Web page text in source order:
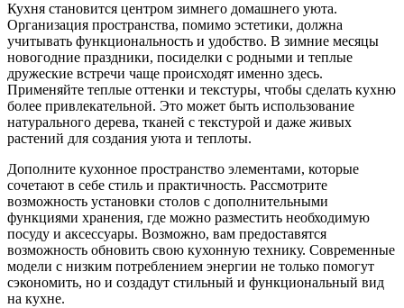
Кухня становится центром зимнего домашнего уюта.
Организация пространства, помимо эстетики, должна
учитывать функциональность и удобство. В зимние месяцы
новогодние праздники, посиделки с родными и теплые
дружеские встречи чаще происходят именно здесь.
Применяйте теплые оттенки и текстуры, чтобы сделать кухню
более привлекательной. Это может быть использование
натурального дерева, тканей с текстурой и даже живых
растений для создания уюта и теплоты.
Дополните кухонное пространство элементами, которые
сочетают в себе стиль и практичность. Рассмотрите
возможность установки столов с дополнительными
функциями хранения, где можно разместить необходимую
посуду и аксессуары. Возможно, вам предоставятся
возможность обновить свою кухонную технику. Современные
модели с низким потреблением энергии не только помогут
сэкономить, но и создадут стильный и функциональный вид
на кухне.